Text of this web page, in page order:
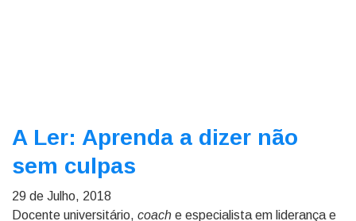
A Ler: Aprenda a dizer não
sem culpas
29 de Julho, 2018
Docente universitário, coach e especialista em liderança e